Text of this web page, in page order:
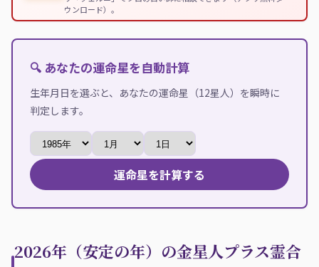
ウンロード）。
🔍 あなたの運命星を自動計算
生年月日を選ぶと、あなたの運命星（12星人）を瞬時に
判定します。
運命星を計算する
2026年（安定の年）の金星人プラス霊合